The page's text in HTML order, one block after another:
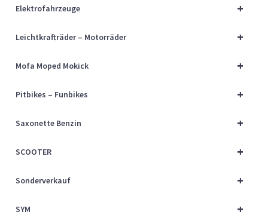
+
Elektrofahrzeuge
+
Leichtkrafträder – Motorräder
+
Mofa Moped Mokick
+
Pitbikes – Funbikes
+
Saxonette Benzin
+
SCOOTER
+
Sonderverkauf
+
SYM